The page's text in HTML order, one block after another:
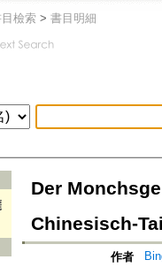
檢索> 書目明細
Der
Chinesisch-
作者